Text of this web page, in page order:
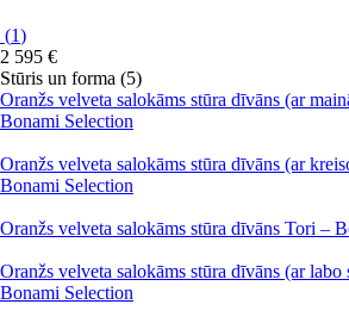
(1)
2 595 €
Stūris un forma (5)
Oranžs velveta salokāms stūra dīvāns (ar
Bonami Selection
Oranžs velveta salokāms stūra dīvāns (ar
Bonami Selection
Oranžs velveta salokāms stūra dīvāns Tori –
Oranžs velveta salokāms stūra dīvāns (ar
Bonami Selection